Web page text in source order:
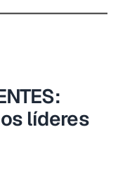
líderes